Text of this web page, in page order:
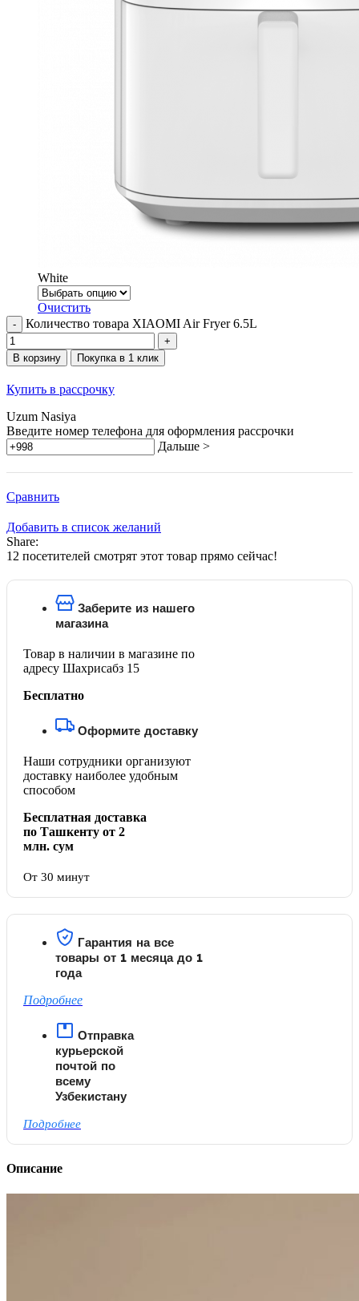
White
Очистить
Количество товара XIAOMI Air Fryer 6.5L
В корзину Покупка в 1 клик
Купить в рассрочку
Uzum Nasiya
Введите номер телефона для оформления рассрочки
Дальше >
Сравнить
Добавить в список желаний
Share:
12 посетителей смотрят этот товар прямо сейчас!
Заберите из нашего
магазина
Товар в наличии в магазине по
адресу Шахрисабз 15
Бесплатно
Оформите доставку
Наши сотрудники организуют
доставку наиболее удобным
способом
Бесплатная доставка
по Ташкенту от 2
млн. сум
От 30 минут
Гарантия на все
товары от 1 месяца до 1
года
Подробнее
Отправка
курьерской
почтой по
всему
Узбекистану
Подробнее
Описание